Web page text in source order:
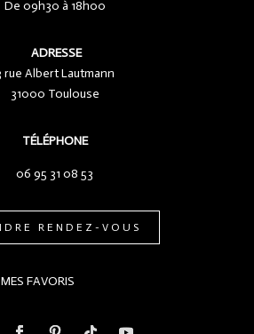
De 09h30 à 18h00
ADRESSE
rue Albert Lautmann
31000 Toulouse
TÉLÉPHONE
06 95 31 08 53
RENDEZ-VOUS
MES FAVORIS